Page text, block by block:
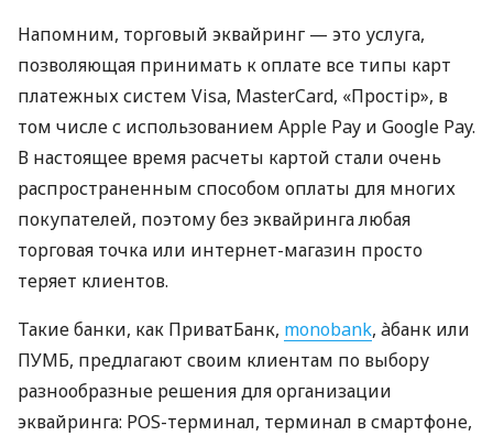
Напомним, торговый эквайринг — это услуга,
позволяющая принимать к оплате все типы карт
платежных систем Visa, MasterCard, «Простір», в
том числе с использованием Apple Pay и Google Pay.
В настоящее время расчеты картой стали очень
распространенным способом оплаты для многих
покупателей, поэтому без эквайринга любая
торговая точка или интернет-магазин просто
теряет клиентов.
Такие банки, как ПриватБанк, monobank, àбанк или
ПУМБ, предлагают своим клиентам по выбору
разнообразные решения для организации
эквайринга: POS-терминал, терминал в смартфоне,